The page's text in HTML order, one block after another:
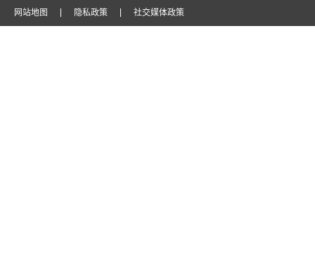
网站地图 隐私政策 社交媒体政策